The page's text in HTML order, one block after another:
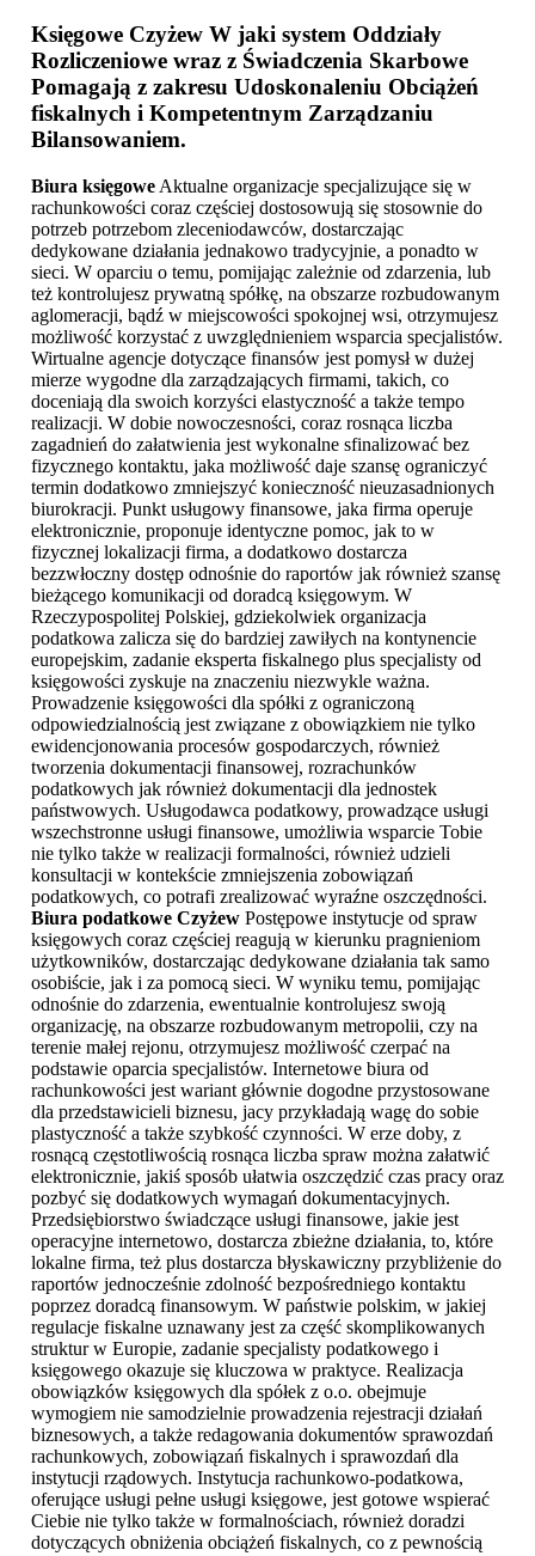
Księgowe Czyżew W jaki system Oddziały
Rozliczeniowe wraz z Świadczenia Skarbowe
Pomagają z zakresu Udoskonaleniu Obciążeń
fiskalnych i Kompetentnym Zarządzaniu
Bilansowaniem.
Biura księgowe Aktualne organizacje specjalizujące się w
rachunkowości coraz częściej dostosowują się stosownie do
potrzeb potrzebom zleceniodawców, dostarczając
dedykowane działania jednakowo tradycyjnie, a ponadto w
sieci. W oparciu o temu, pomijając zależnie od zdarzenia, lub
też kontrolujesz prywatną spółkę, na obszarze rozbudowanym
aglomeracji, bądź w miejscowości spokojnej wsi, otrzymujesz
możliwość korzystać z uwzględnieniem wsparcia specjalistów.
Wirtualne agencje dotyczące finansów jest pomysł w dużej
mierze wygodne dla zarządzających firmami, takich, co
doceniają dla swoich korzyści elastyczność a także tempo
realizacji. W dobie nowoczesności, coraz rosnąca liczba
zagadnień do załatwienia jest wykonalne sfinalizować bez
fizycznego kontaktu, jaka możliwość daje szansę ograniczyć
termin dodatkowo zmniejszyć konieczność nieuzasadnionych
biurokracji. Punkt usługowy finansowe, jaka firma operuje
elektronicznie, proponuje identyczne pomoc, jak to w
fizycznej lokalizacji firma, a dodatkowo dostarcza
bezzwłoczny dostęp odnośnie do raportów jak również szansę
bieżącego komunikacji od doradcą księgowym. W
Rzeczypospolitej Polskiej, gdziekolwiek organizacja
podatkowa zalicza się do bardziej zawiłych na kontynencie
europejskim, zadanie eksperta fiskalnego plus specjalisty od
księgowości zyskuje na znaczeniu niezwykle ważna.
Prowadzenie księgowości dla spółki z ograniczoną
odpowiedzialnością jest związane z obowiązkiem nie tylko
ewidencjonowania procesów gospodarczych, również
tworzenia dokumentacji finansowej, rozrachunków
podatkowych jak również dokumentacji dla jednostek
państwowych. Usługodawca podatkowy, prowadzące usługi
wszechstronne usługi finansowe, umożliwia wsparcie Tobie
nie tylko także w realizacji formalności, również udzieli
konsultacji w kontekście zmniejszenia zobowiązań
podatkowych, co potrafi zrealizować wyraźne oszczędności.
Biura podatkowe Czyżew Postępowe instytucje od spraw
księgowych coraz częściej reagują w kierunku pragnieniom
użytkowników, dostarczając dedykowane działania tak samo
osobiście, jak i za pomocą sieci. W wyniku temu, pomijając
odnośnie do zdarzenia, ewentualnie kontrolujesz swoją
organizację, na obszarze rozbudowanym metropolii, czy na
terenie małej rejonu, otrzymujesz możliwość czerpać na
podstawie oparcia specjalistów. Internetowe biura od
rachunkowości jest wariant głównie dogodne przystosowane
dla przedstawicieli biznesu, jacy przykładają wagę do sobie
plastyczność a także szybkość czynności. W erze doby, z
rosnącą częstotliwością rosnąca liczba spraw można załatwić
elektronicznie, jakiś sposób ułatwia oszczędzić czas pracy oraz
pozbyć się dodatkowych wymagań dokumentacyjnych.
Przedsiębiorstwo świadczące usługi finansowe, jakie jest
operacyjne internetowo, dostarcza zbieżne działania, to, które
lokalne firma, też plus dostarcza błyskawiczny przybliżenie do
raportów jednocześnie zdolność bezpośredniego kontaktu
poprzez doradcą finansowym. W państwie polskim, w jakiej
regulacje fiskalne uznawany jest za część skomplikowanych
struktur w Europie, zadanie specjalisty podatkowego i
księgowego okazuje się kluczowa w praktyce. Realizacja
obowiązków księgowych dla spółek z o.o. obejmuje
wymogiem nie samodzielnie prowadzenia rejestracji działań
biznesowych, a także redagowania dokumentów sprawozdań
rachunkowych, zobowiązań fiskalnych i sprawozdań dla
instytucji rządowych. Instytucja rachunkowo-podatkowa,
oferujące usługi pełne usługi księgowe, jest gotowe wspierać
Ciebie nie tylko także w formalnościach, również doradzi
dotyczących obniżenia obciążeń fiskalnych, co z pewnością